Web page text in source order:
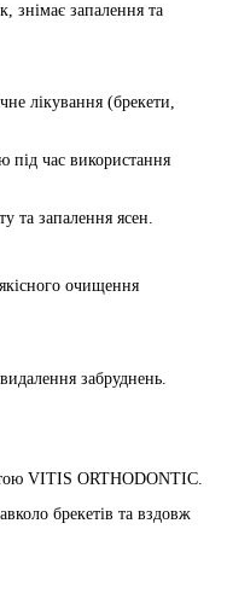
знімає запалення та
лікування (брекети,
час використання
та запалення ясен.
очищення
забруднень.
VITIS ORTHODONTIC.
брекетів та вздовж